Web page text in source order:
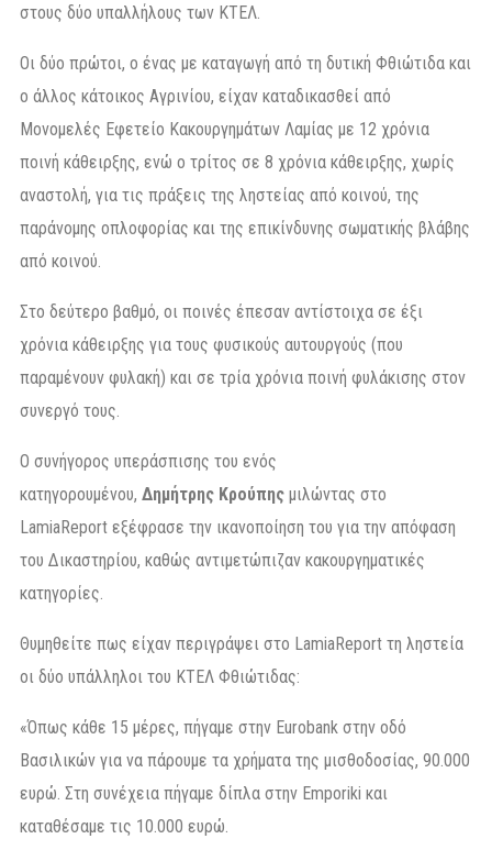
στους δύο υπαλλήλους των ΚΤΕΛ.
Οι δύο πρώτοι, ο ένας με καταγωγή από τη δυτική Φθιώτιδα και
ο άλλος κάτοικος Αγρινίου, είχαν καταδικασθεί από
Μονομελές Εφετείο Κακουργημάτων Λαμίας με 12 χρόνια
ποινή κάθειρξης, ενώ ο τρίτος σε 8 χρόνια κάθειρξης, χωρίς
αναστολή, για τις πράξεις της ληστείας από κοινού, της
παράνομης οπλοφορίας και της επικίνδυνης σωματικής βλάβης
από κοινού.
Στο δεύτερο βαθμό, οι ποινές έπεσαν αντίστοιχα σε έξι
χρόνια κάθειρξης για τους φυσικούς αυτουργούς (που
παραμένουν φυλακή) και σε τρία χρόνια ποινή φυλάκισης στον
συνεργό τους.
Ο συνήγορος υπεράσπισης του ενός
κατηγορουμένου, Δημήτρης Κρούπης μιλώντας στο
LamiaReport εξέφρασε την ικανοποίηση του για την απόφαση
του Δικαστηρίου, καθώς αντιμετώπιζαν κακουργηματικές
κατηγορίες.
Θυμηθείτε πως είχαν περιγράψει στο LamiaReport τη ληστεία
οι δύο υπάλληλοι του ΚΤΕΛ Φθιώτιδας:
«Όπως κάθε 15 μέρες, πήγαμε στην Eurobank στην οδό
Βασιλικών για να πάρουμε τα χρήματα της μισθοδοσίας, 90.000
ευρώ. Στη συνέχεια πήγαμε δίπλα στην Εmporiki και
καταθέσαμε τις 10.000 ευρώ.